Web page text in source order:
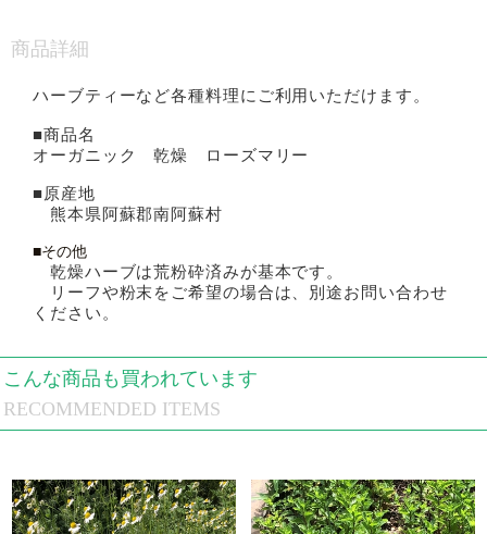
商品詳細
ハーブティーなど各種料理にご利用いただけます。
■商品名
オーガニック 乾燥 ローズマリー
■原産地
熊本県阿蘇郡南阿蘇村
■その他
乾燥ハーブは荒粉砕済みが基本です。
リーフや粉末をご希望の場合は、別途お問い合わせ
ください。
RECOMMENDED ITEMS
こんな商品も買われています